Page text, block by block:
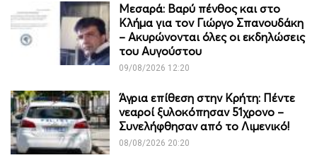
Μεσαρά: Βαρύ πένθος και στο
Κλήμα για τον Γιώργο Σπανουδάκη
– Ακυρώνονται όλες οι εκδηλώσεις
του Αυγούστου
09/08/2026 12:20
Άγρια επίθεση στην Κρήτη: Πέντε
νεαροί ξυλοκόπησαν 51χρονο –
Συνελήφθησαν από το Λιμενικό!
08/08/2026 20:20